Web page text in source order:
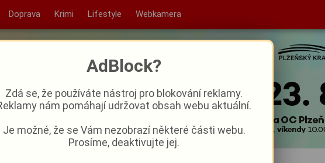
Doprava Krimi Lifestyle Webkamera
AdBlock?
Zdá se, že používáte nástroj pro blokování reklamy.
nám pomáhají udržovat obsah webu aktuální.
Je možné, že se Vám nezobrazí některé části webu.
Prosíme, deaktivujte jej.